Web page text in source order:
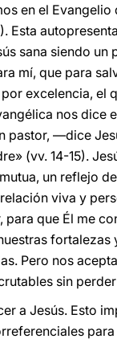
en el
Esta
sana siendo
mí, que para
excelencia, el
nos dice
pastor, —dice
(vv. 14-15).
un reflejo
viva y
que Él me
Pero nos
sin
a Jesús. Esto